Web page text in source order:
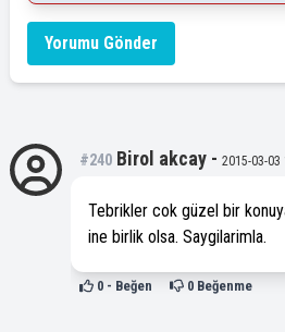
Yorumu Gönder
#240 Birol akcay - 2015-03-03
Tebrikler cok güzel bir
ine birlik olsa. Saygilarimla.
0- Beğen 0Beğenme